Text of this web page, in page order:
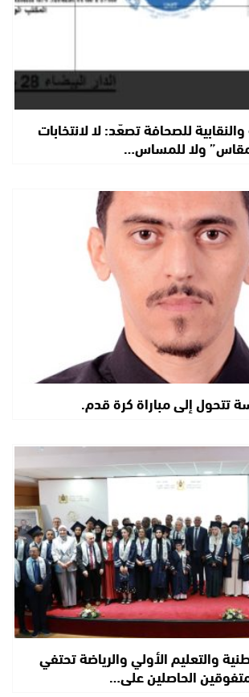
للصحافة تصعّد: لا لانتخابات
ولا للمساس…
تتحول إلى مباراة كرة قدم.
والتعليم الأولي والرياضة تحتفي
الحاصلين على…